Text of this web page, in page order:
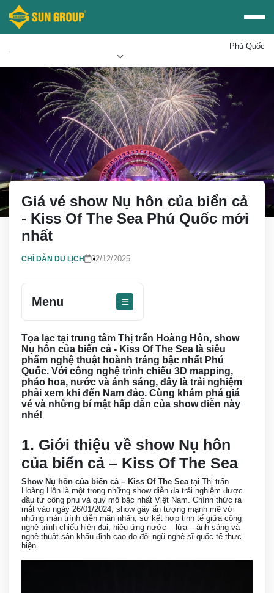
Phú Quốc
Mua vé Sun PhuQuoc
Airways
Ưu đãi Sun World
Giá vé show Nụ hôn của biển cả
- Kiss Of The Sea Phú Quốc mới
nhất
CHỈ DẪN DU LỊCH 02/12/2025
Menu
Tọa lạc tại trung tâm Thị trấn Hoàng Hôn, show
Nụ hôn của biển cả - Kiss Of The Sea là siêu
phẩm nghệ thuật hoành tráng bậc nhất Phú
Quốc. Với công nghệ trình chiếu 3D mapping,
pháo hoa, nước và ánh sáng, đây là trải nghiệm
phải xem khi đến Nam đảo. Cùng khám phá giá
vé và những bí mật hấp dẫn của show diễn này
nhé!
1. Giới thiệu về show Nụ hôn
của biển cả – Kiss Of The Sea
Show Nụ hôn của biển cả – Kiss Of The Seatại Thị trấn
Hoàng Hôn là một trong những show diễn đa trải nghiệm được
đầu tư công phu và quy mô bậc nhất Việt Nam. Chính thức ra
mắt vào ngày 26/01/2024, show gây ấn tượng mạnh mẽ với
những màn trình diễn mãn nhãn, sự kết hợp tinh tế giữa công
nghệ trình chiếu hiện đại, hiệu ứng nước – lửa – ánh sáng và
nghệ thuật sân khấu đỉnh cao do đội ngũ nghệ sĩ quốc tế thực
hiện.